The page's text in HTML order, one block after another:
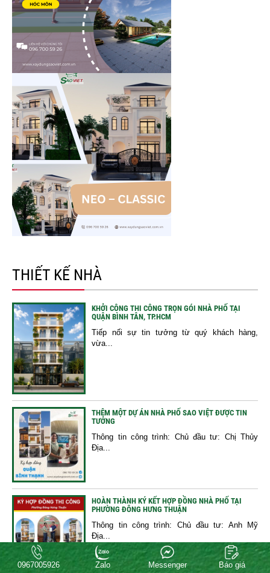
THIẾT KẾ NHÀ
KHỞI CÔNG THI CÔNG TRỌN GÓI NHÀ PHỐ TẠI
QUẬN BÌNH TÂN, TP.HCM
Tiếp nối sự tin tưởng từ quý khách hàng,
vừa...
THÊM MỘT DỰ ÁN NHÀ PHỐ SAO VIỆT ĐƯỢC TIN
TƯỞNG
Thông tin công trình: Chủ đầu tư: Chị Thủy
Địa...
HOÀN THÀNH KÝ KẾT HỢP ĐỒNG NHÀ PHỐ TẠI
PHƯỜNG ĐÔNG HƯNG THUẬN
Thông tin công trình: Chủ đầu tư: Anh Mỹ
Địa...
0967005926 Zalo Messenger Báo giá